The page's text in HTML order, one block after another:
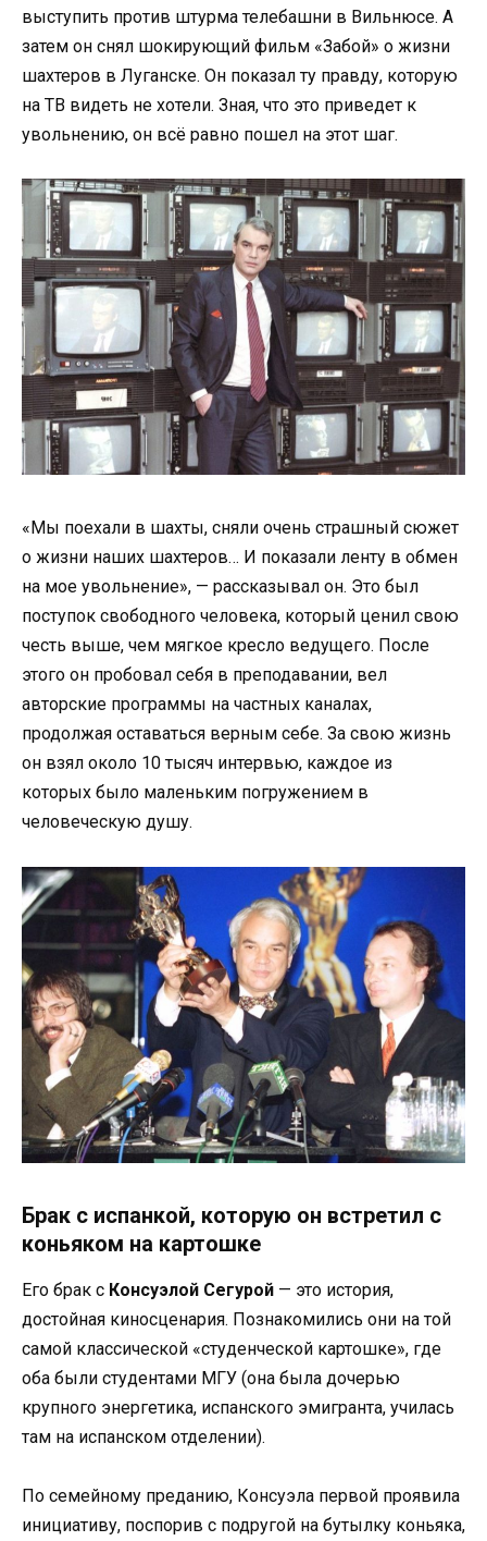
выступить против штурма телебашни в Вильнюсе. А
затем он снял шокирующий фильм «Забой» о жизни
шахтеров в Луганске. Он показал ту правду, которую
на ТВ видеть не хотели. Зная, что это приведет к
увольнению, он всё равно пошел на этот шаг.
«Мы поехали в шахты, сняли очень страшный сюжет
о жизни наших шахтеров… И показали ленту в обмен
на мое увольнение», — рассказывал он. Это был
поступок свободного человека, который ценил свою
честь выше, чем мягкое кресло ведущего. После
этого он пробовал себя в преподавании, вел
авторские программы на частных каналах,
продолжая оставаться верным себе. За свою жизнь
он взял около 10 тысяч интервью, каждое из
которых было маленьким погружением в
человеческую душу.
Брак с испанкой, которую он встретил с
коньяком на картошке
Его брак с Консуэлой Сегурой — это история,
достойная киносценария. Познакомились они на той
самой классической «студенческой картошке», где
оба были студентами МГУ (она была дочерью
крупного энергетика, испанского эмигранта, училась
там на испанском отделении).
По семейному преданию, Консуэла первой проявила
инициативу, поспорив с подругой на бутылку коньяка,